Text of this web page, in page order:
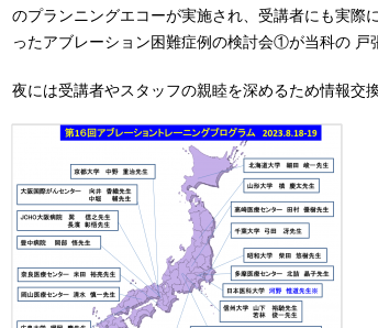
のプランニングエコーが実施され、受講者にも実
ったアブレーション困難症例の検討会①が当科の
夜には受講者やスタッフの親睦を深めるため情報交